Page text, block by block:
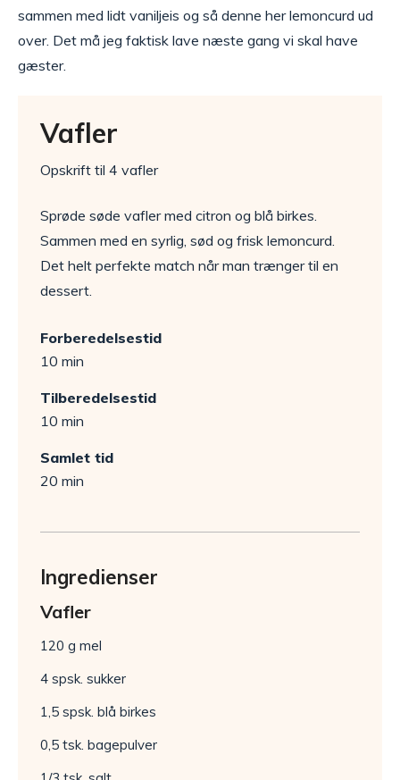
sammen med lidt vaniljeis og så denne her lemoncurd ud
over. Det må jeg faktisk lave næste gang vi skal have
gæster.
Vafler
Opskrift til 4 vafler
Sprøde søde vafler med citron og blå birkes.
Sammen med en syrlig, sød og frisk lemoncurd.
Det helt perfekte match når man trænger til en
dessert.
Forberedelsestid
10 min
Tilberedelsestid
10 min
Samlet tid
20 min
Ingredienser
Vafler
120 g mel
4 spsk. sukker
1,5 spsk. blå birkes
0,5 tsk. bagepulver